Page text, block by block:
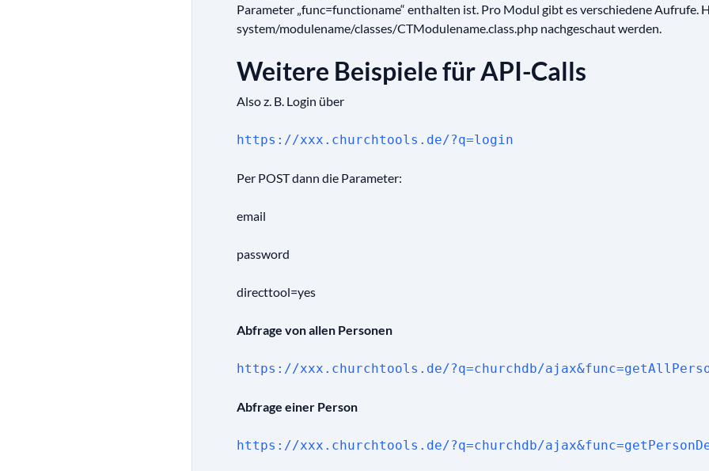
Parameter „func=functioname“ enthalten ist. Pro Modul gibt es verschiedene Aufrufe.
system/modulename/classes/CTModulename.class.php nachgeschaut werden.
Weitere Beispiele für API-Calls
Also z. B. Login über
https://xxx.churchtools.de/?q=login
Per POST dann die Parameter:
email
password
directtool=yes
Abfrage von allen Personen
https://xxx.churchtools.de/?q=churchdb/
Abfrage einer Person
https://xxx.churchtools.de/?q=churchdb/